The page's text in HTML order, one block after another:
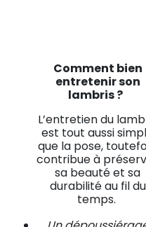
Comment bien
entretenir son
lambris ?
L’entretien du
est tout aussi
que la pose,
contribue à
sa beauté et sa
durabilité au fil du
temps.